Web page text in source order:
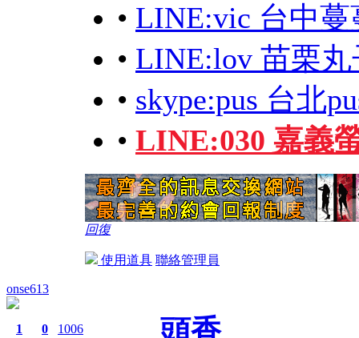
• LINE:vic 台中
• LINE:lov 苗栗
• skype:pus 台北
• LINE:030 嘉義
回復
使用道具 聯絡管理員
onse613
1 0 1006
頭香